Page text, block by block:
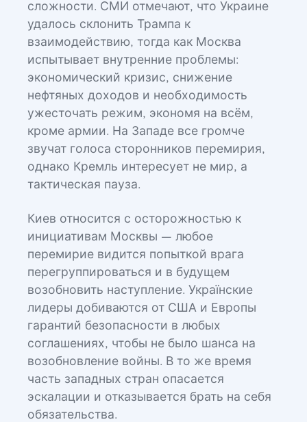
сложности. СМИ отмечают, что Украине
удалось склонить Трампа к
взаимодействию, тогда как Москва
испытывает внутренние проблемы:
экономический кризис, снижение
нефтяных доходов и необходимость
ужесточать режим, экономя на всём,
кроме армии. На Западе все громче
звучат голоса сторонников перемирия,
однако Кремль интересует не мир, а
тактическая пауза.
Киев относится с осторожностью к
инициативам Москвы — любое
перемирие видится попыткой врага
перегруппироваться и в будущем
возобновить наступление. Українские
лидеры добиваются от США и Европы
гарантий безопасности в любых
соглашениях, чтобы не было шанса на
возобновление войны. В то же время
часть западных стран опасается
эскалации и отказывается брать на себя
обязательства.